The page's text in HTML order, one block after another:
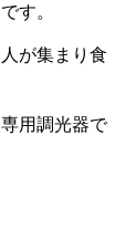
す。
が集まり食
用調光器で